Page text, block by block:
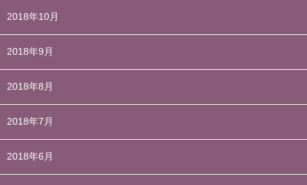
2018年10月
2018年9月
2018年8月
2018年7月
2018年6月